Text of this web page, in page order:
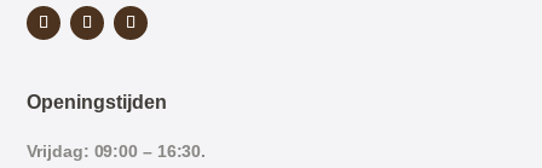
Openingstijden
Vrijdag: 09:00 – 16:30.